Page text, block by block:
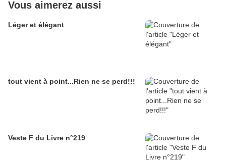
Vous aimerez aussi
Léger et élégant
tout vient à point...Rien ne se perd!!!
Veste F du Livre n°219